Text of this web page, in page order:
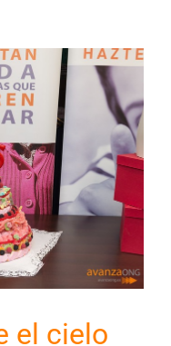
el cielo